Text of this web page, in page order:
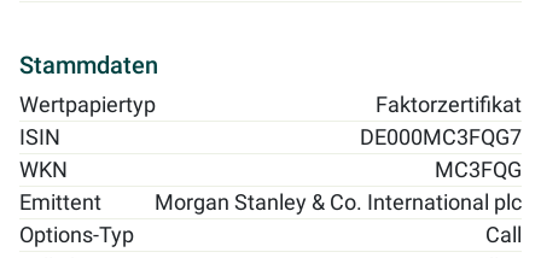
Stammdaten
Wertpapiertyp
Faktorzertifikat
ISIN
DE000MC3FQG7
WKN
MC3FQG
Emittent
Morgan Stanley & Co. International plc
Options-Typ
Call